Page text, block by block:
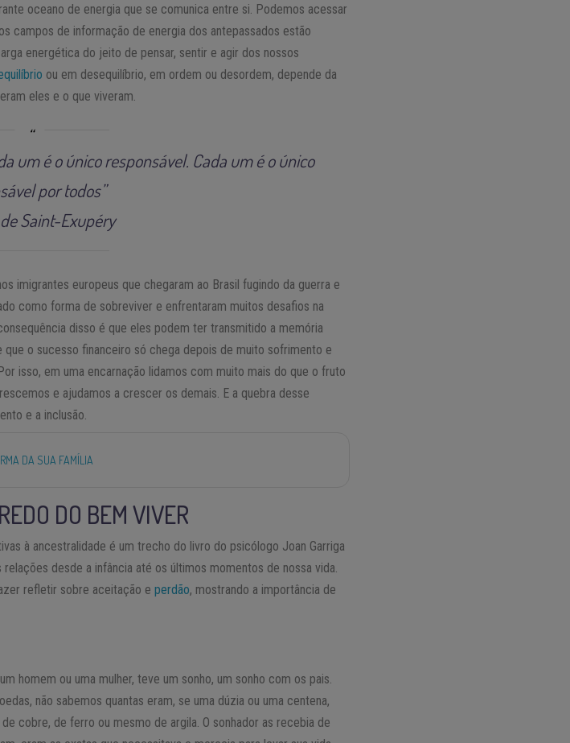
oceano de energia que se comunica entre si. Podemos acessar
campos de informação de energia dos antepassados estão
energética do jeito de pensar, sentir e agir dos nossos
ou em desequilíbrio, em ordem ou desordem, depende da
eles e o que viveram.
um é o único responsável. Cada um é o único
por todos”
Saint-Exupéry
imigrantes europeus que chegaram ao Brasil fugindo da guerra e
como forma de sobreviver e enfrentaram muitos desafios na
disso é que eles podem ter transmitido a memória
o sucesso financeiro só chega depois de muito sofrimento e
isso, em uma encarnação lidamos com muito mais do que o fruto
e ajudamos a crescer os demais. E a quebra desse
e a inclusão.
DA SUA FAMÍLIA
DO BEM VIVER
à ancestralidade é um trecho do livro do psicólogo Joan Garriga
desde a infância até os últimos momentos de nossa vida.
refletir sobre aceitação eperdão, mostrando a importância de
homem ou uma mulher, teve um sonho, um sonho com os pais.
não sabemos quantas eram, se uma dúzia ou uma centena,
cobre, de ferro ou mesmo de argila. O sonhador as recebia de